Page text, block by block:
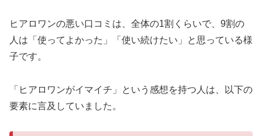
ヒアロワンの悪い口コミは、全体の1割くらいで、9割の
人は「使ってよかった」「使い続けたい」と思っている様
子です。
「ヒアロワンがイマイチ」という感想を持つ人は、以下の
要素に言及していました。